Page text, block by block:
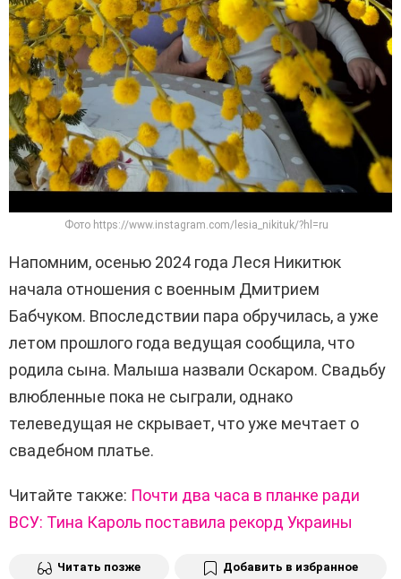
Фото https://www.instagram.com/lesia_nikituk/?hl=ru
Напомним, осенью 2024 года Леся Никитюк
начала отношения с военным Дмитрием
Бабчуком. Впоследствии пара обручилась, а уже
летом прошлого года ведущая сообщила, что
родила сына. Малыша назвали Оскаром. Свадьбу
влюбленные пока не сыграли, однако
телеведущая не скрывает, что уже мечтает о
свадебном платье.
Читайте также: Почти два часа в планке ради
ВСУ: Тина Кароль поставила рекорд Украины
Читать позже Добавить в избранное